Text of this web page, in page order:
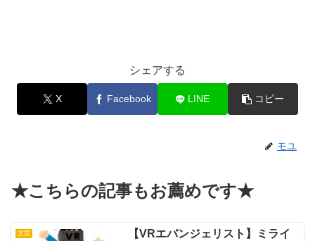
シェアする
X Facebook LINE コピー
モユ
★こちらの記事もお薦めです★
文芸
【VRエバンジェリスト】ミライ